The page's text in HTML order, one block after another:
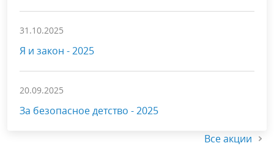
31.10.2025
Я и закон - 2025
20.09.2025
За безопасное детство - 2025
Все акции